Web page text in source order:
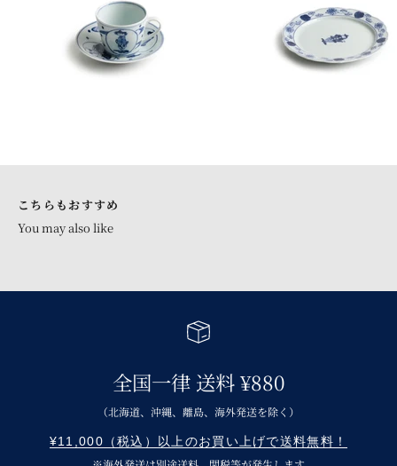
こちらもおすすめ
全国一律 送料 ¥880
（北海道、沖縄、離島、海外発送を除く）
¥11,000（税込）以上のお買い上げで送料無料！